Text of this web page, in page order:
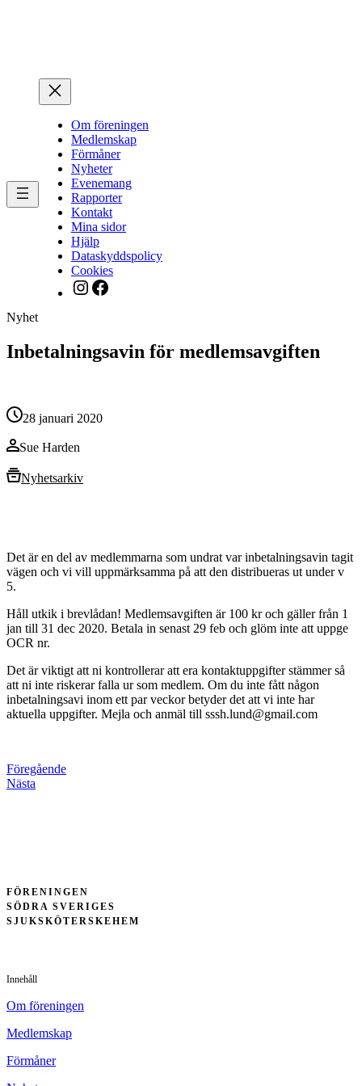
Om föreningen
Medlemskap
Förmåner
Nyheter
Evenemang
Rapporter
Kontakt
Mina sidor
Hjälp
Dataskyddspolicy
Cookies
Instagram
Facebook
Nyhet
Inbetalningsavin för medlemsavgiften
28 januari 2020
Sue Harden
Nyhetsarkiv
Det är en del av medlemmarna som undrat var inbetalningsavin tagit
vägen och vi vill uppmärksamma på att den distribueras ut under v
5.
Håll utkik i brevlådan! Medlemsavgiften är 100 kr och gäller från 1
jan till 31 dec 2020. Betala in senast 29 feb och glöm inte att uppge
OCR nr.
Det är viktigt att ni kontrollerar att era kontaktuppgifter stämmer så
att ni inte riskerar falla ur som medlem. Om du inte fått någon
inbetalningsavi inom ett par veckor betyder det att vi inte har
aktuella uppgifter. Mejla och anmäl till sssh.lund@gmail.com
Föregående
Nästa
FÖRENINGEN
SÖDRA SVERIGES
SJUKSKÖTERSKEHEM
Innehåll
Om föreningen
Medlemskap
Förmåner